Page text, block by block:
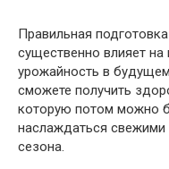
Правильная
существенно влияет на
урожайность в
сможете получить
которую потом можно
наслаждаться свежими
сезона.